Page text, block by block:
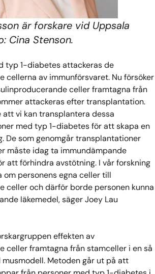
är forskare vid Uppsala
Cina Stenson.
typ 1-diabetes attackeras de
cellerna av immunförsvaret. Nu försöker
celler framtagna från
attackeras efter transplantation.
att vi kan transplantera dessa
med typ 1-diabetes för att skapa en
De som genomgår transplantationer
måste idag ta immundämpande
att förhindra avstötning. I vår forskning
om personens egna celler till
celler och därför borde personen kunna
läkemedel, säger Joey Lau
effekten av
celler framtagna från stamceller i en så
Metoden går ut på att